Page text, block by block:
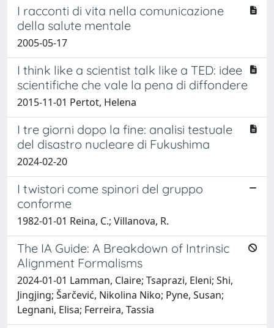
I racconti di vita nella comunicazione
della salute mentale
2005-05-17
I think like a scientist talk like a TED: idee
scientifiche che vale la pena di diffondere
2015-11-01 Pertot, Helena
I tre giorni dopo la fine: analisi testuale
del disastro nucleare di Fukushima
2024-02-20
I twistori come spinori del gruppo
conforme
1982-01-01 Reina, C.; Villanova, R.
The IA Guide: A Breakdown of Intrinsic
Alignment Formalisms
2024-01-01 Lamman, Claire; Tsaprazi, Eleni; Shi,
Jingjing; Šarčević, Nikolina Niko; Pyne, Susan;
Legnani, Elisa; Ferreira, Tassia